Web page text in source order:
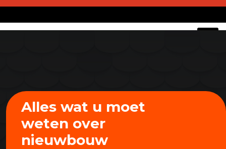
Alles wat u moet
weten over
nieuwbouw